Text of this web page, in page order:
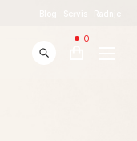
Blog Radnje
0